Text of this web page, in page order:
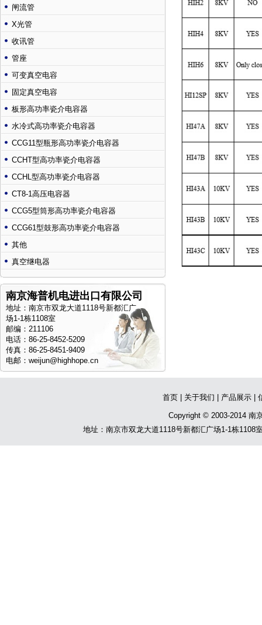
闸流管
X光管
收讯管
管座
可变真空电容
固定真空电容
板形高功率瓷介电容器
水冷式高功率瓷介电容器
CCG11型瓶形高功率瓷介电容器
CCHT型高功率瓷介电容器
CCHL型高功率瓷介电容器
CT8-1高压电容器
CCG5型筒形高功率瓷介电容器
CCG61型鼓形高功率瓷介电容器
其他
真空继电器
南京海普机电进出口有限公司
地址：南京市双龙大道1118号新都汇广
场1-1栋1108室
邮编：211106
电话：86-25-8452-5209
传真：86-25-8451-9409
电邮： weijun@highhope.cn
首页 关于我们 产品展示
Copyright © 2003-2014 南
地址：南京市双龙大道1118号新都汇广场1-1栋1108